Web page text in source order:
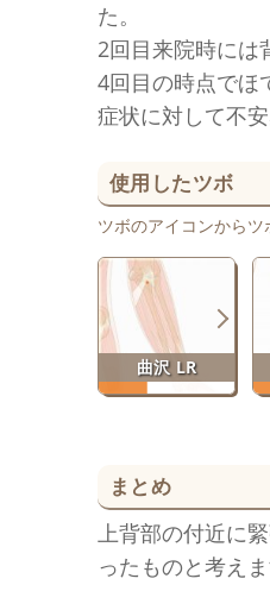
た。
2回目来院時には
4回目の時点でほ
症状に対して不
使用したツボ
ツボのアイコンから
曲沢 LR
まとめ
上背部の付近に
ったものと考えま